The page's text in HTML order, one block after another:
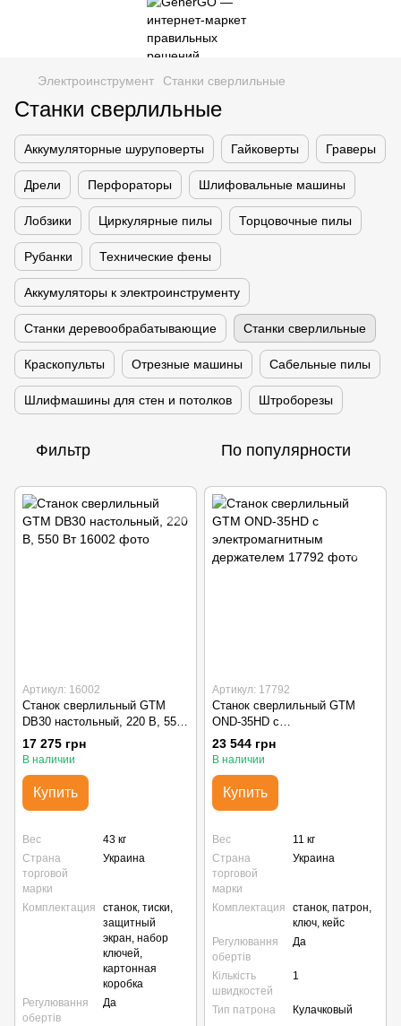
Электроинструмент Станки сверлильные
Станки сверлильные
Аккумуляторные шуруповерты Гайковерты Граверы
Дрели Перфораторы Шлифовальные машины
Лобзики Циркулярные пилы Торцовочные пилы
Рубанки Технические фены
Аккумуляторы к электроинструменту
Станки деревообрабатывающие Станки сверлильные
Краскопульты Отрезные машины Сабельные пилы
Шлифмашины для стен и потолков Штроборезы
Фильтр По популярности
Артикул: 16002
Станок сверлильный GTM
DB30 настольный, 220 В, 550
Вт
17 275 грн
В наличии
Купить
Вес
43 кг
Страна
торговой
марки
Украина
Комплектация
станок, тиски,
защитный
экран, набор
ключей,
картонная
коробка
Регулювання
обертів
Да
Артикул: 17792
Станок сверлильный GTM
OND-35HD с
электромагнитным
держателем
23 544 грн
В наличии
Купить
Вес
11 кг
Страна
торговой
марки
Украина
Комплектация
станок, патрон,
ключ, кейс
Регулювання
обертів
Да
Кількість
швидкостей
1
Тип патрона Кулачковый